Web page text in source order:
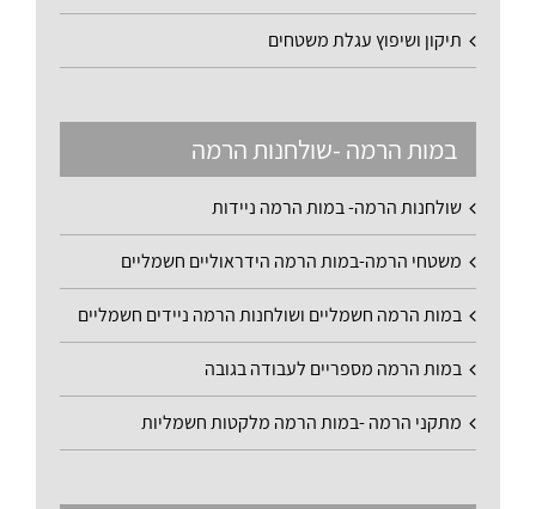
תיקון ושיפוץ עגלת משטחים
במות הרמה -שולחנות הרמה
שולחנות הרמה- במות הרמה ניידות
משטחי הרמה-במות הרמה הידראוליים חשמליים
במות הרמה חשמליים ושולחנות הרמה ניידים חשמליים
במות הרמה מספריים לעבודה בגובה
מתקני הרמה -במות הרמה מלקטות חשמליות